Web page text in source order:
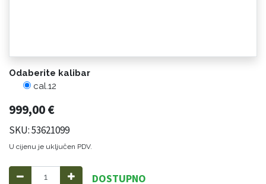
Odaberite kalibar
cal.12
999,00€
SKU: 53621099
U cijenu je uključen PDV.
DOSTUPNO